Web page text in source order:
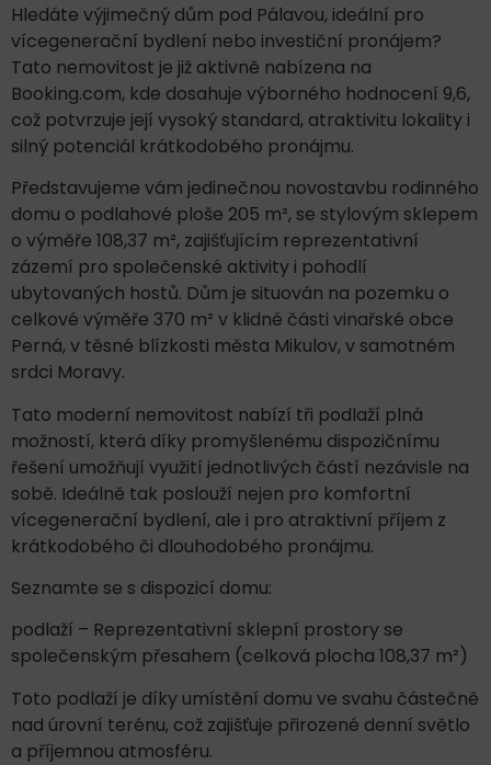
Hledáte výjimečný dům pod Pálavou, ideální pro
vícegenerační bydlení nebo investiční pronájem?
Tato nemovitost je již aktivně nabízena na
Booking.com, kde dosahuje výborného hodnocení 9,6,
což potvrzuje její vysoký standard, atraktivitu lokality i
silný potenciál krátkodobého pronájmu.
Představujeme vám jedinečnou novostavbu rodinného
domu o podlahové ploše 205 m², se stylovým sklepem
o výměře 108,37 m², zajišťujícím reprezentativní
zázemí pro společenské aktivity i pohodlí
ubytovaných hostů. Dům je situován na pozemku o
celkové výměře 370 m² v klidné části vinařské obce
Perná, v těsné blízkosti města Mikulov, v samotném
srdci Moravy.
Tato moderní nemovitost nabízí tři podlaží plná
možností, která díky promyšlenému dispozičnímu
řešení umožňují využití jednotlivých částí nezávisle na
sobě. Ideálně tak poslouží nejen pro komfortní
vícegenerační bydlení, ale i pro atraktivní příjem z
krátkodobého či dlouhodobého pronájmu.
Seznamte se s dispozicí domu:
podlaží – Reprezentativní sklepní prostory se
společenským přesahem (celková plocha 108,37 m²)
Toto podlaží je díky umístění domu ve svahu částečně
nad úrovní terénu, což zajišťuje přirozené denní světlo
a příjemnou atmosféru.